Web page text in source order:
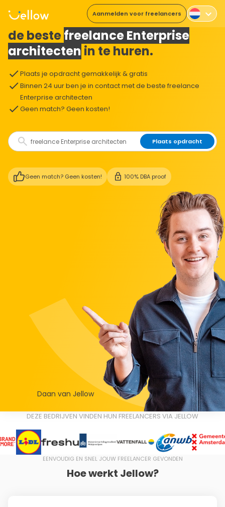
Aanmelden voor freelancers
De makkelijkste manier om
de bestefreelance Enterprise
architecten in te huren.
Plaats je opdracht gemakkelijk & gratis
Binnen 24 uur ben je in contact met de beste freelance
Enterprise architecten
Geen match? Geen kosten!
Plaats opdracht
Geen match? Geen kosten! 100% DBA proof
Daan van Jellow
DEZE BEDRIJVEN VINDEN HUN FREELANCERS VIA JELLOW
EENVOUDIG EN SNEL JOUW FREELANCER GEVONDEN
Hoe werkt Jellow?